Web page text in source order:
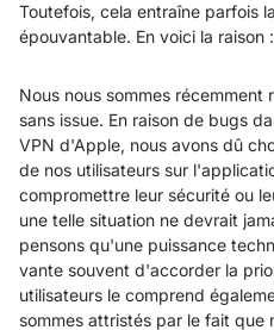
Toutefois, cela entraîne parfois
épouvantable. En voici la raison :
Nous nous sommes
sans issue. En raison de bugs
VPN d'Apple, nous avons dû
de nos utilisateurs sur
compromettre leur sécurité ou
une telle situation ne devrait
pensons qu'une puissance
vante souvent d'accorder la
utilisateurs le comprend
sommes attristés par le fait que